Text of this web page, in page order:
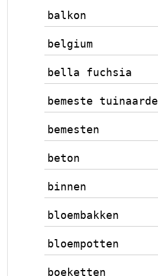
balkon
belgium
bella fuchsia
bemeste tuinaarde
bemesten
beton
binnen
bloembakken
bloempotten
boeketten